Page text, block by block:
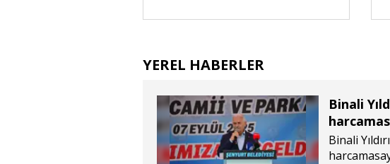
YEREL HABERLER
Binali
Binali